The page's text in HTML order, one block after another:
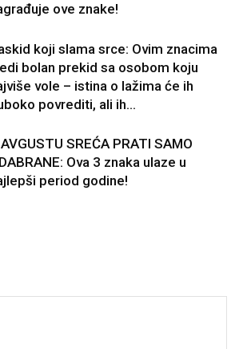
ove znake!
koji slama srce: Ovim znacima
bolan prekid sa osobom koju
vole – istina o lažima će ih
povrediti, ali ih...
SREĆA PRATI SAMO
Ova 3 znaka ulaze u
period godine!